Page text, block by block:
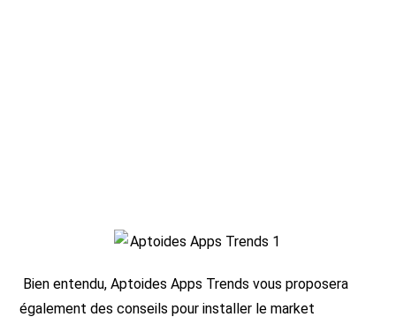
Bien entendu, Aptoides Apps Trends vous proposera
également des conseils pour installer le market